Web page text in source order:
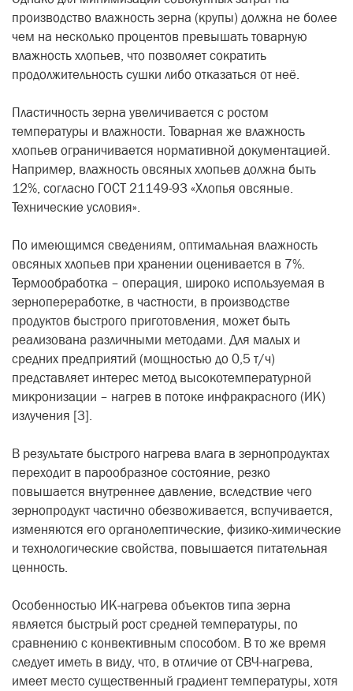
производство влажность зерна (крупы) должна не более
чем на несколько процентов превышать товарную
влажность хлопьев, что позволяет сократить
продолжительность сушки либо отказаться от неё.
Пластичность зерна увеличивается с ростом
температуры и влажности. Товарная же влажность
хлопьев ограничивается нормативной документацией.
Например, влажность овсяных хлопьев должна быть
12%, согласно ГОСТ 21149-93 «Хлопья овсяные.
Технические условия».
По имеющимся сведениям, оптимальная влажность
овсяных хлопьев при хранении оценивается в 7%.
Термообработка – операция, широко используемая в
зернопереработке, в частности, в производстве
продуктов быстрого приготовления, может быть
реализована различными методами. Для малых и
средних предприятий (мощностью до 0,5 т/ч)
представляет интерес метод высокотемпературной
микронизации – нагрев в потоке инфракрасного (ИК)
излучения [3].
В результате быстрого нагрева влага в зернопродуктах
переходит в парообразное состояние, резко
повышается внутреннее давление, вследствие чего
зернопродукт частично обезвоживается, вспучивается,
изменяются его органолептические, физико-химические
и технологические свойства, повышается питательная
ценность.
Особенностью ИК-нагрева объектов типа зерна
является быстрый рост средней температуры, по
сравнению с конвективным способом. В то же время
следует иметь в виду, что, в отличие от СВЧ-нагрева,
имеет место существенный градиент температуры, хотя